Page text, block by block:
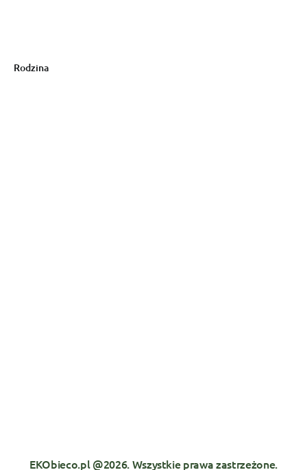
Rodzina
EKObieco.pl @2026. Wszystkie prawa zastrzeżone.